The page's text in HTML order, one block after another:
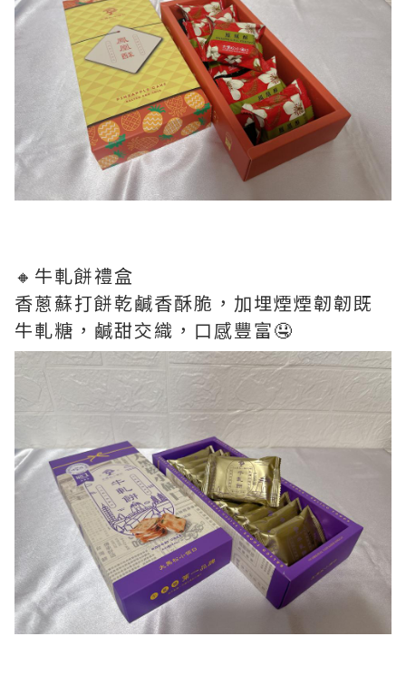
🔸牛軋餅禮盒
香蔥蘇打餅乾鹹香酥脆，加埋煙煙韌韌既
牛軋糖，鹹甜交織，口感豐富🤤